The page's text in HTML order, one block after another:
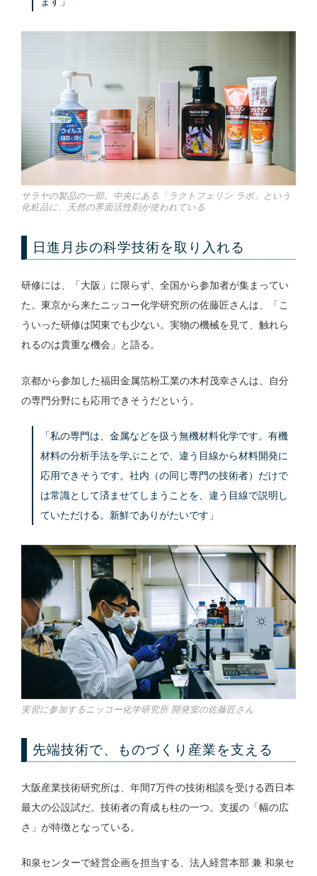
サラヤの製品の一部。中央にある「ラクトフェリン ラボ」という
化粧品に、天然の界面活性剤が使われている
日進月歩の科学技術を取り入れる
研修には、「大阪」に限らず、全国から参加者が集まってい
た。東京から来たニッコー化学研究所の佐藤匠さんは、「こ
ういった研修は関東でも少ない。実物の機械を見て、触れら
れるのは貴重な機会」と語る。
京都から参加した福田金属箔粉工業の木村茂幸さんは、自分
の専門分野にも応用できそうだという。
「私の専門は、金属などを扱う無機材料化学です。有機
材料の分析手法を学ぶことで、違う目線から材料開発に
応用できそうです。社内（の同じ専門の技術者）だけで
は常識として済ませてしまうことを、違う目線で説明し
ていただける。新鮮でありがたいです」
実習に参加するニッコー化学研究所 開発室の佐藤匠さん
先端技術で、ものづくり産業を支える
大阪産業技術研究所は、年間7万件の技術相談を受ける西日本
最大の公設試だ。技術者の育成も柱の一つ。支援の「幅の広
さ」が特徴となっている。
和泉センターで経営企画を担当する、法人経営本部 兼 和泉セ